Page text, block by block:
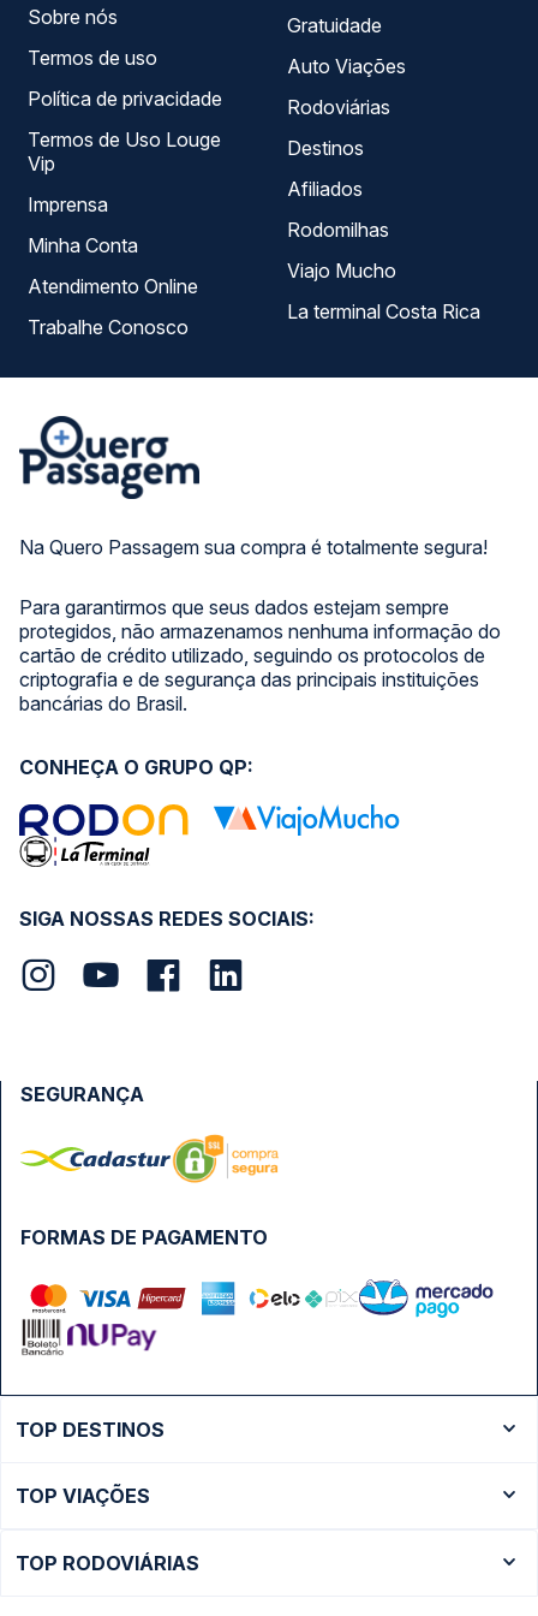
Na Quero Passagem sua compra é totalmente segura!
Para garantirmos que seus dados estejam sempre
protegidos, não armazenamos nenhuma informação do
cartão de crédito utilizado, seguindo os protocolos de
criptografia e de segurança das principais instituições
bancárias do Brasil.
Sobre nós
Termos de uso
Política de privacidade
Termos de Uso Louge
Vip
Imprensa
Minha Conta
Atendimento Online
Trabalhe Conosco
Gratuidade
Auto Viações
Rodoviárias
Destinos
Afiliados
Rodomilhas
Viajo Mucho
La terminal Costa Rica
SIGA NOSSAS REDES SOCIAIS:
CONHEÇA O GRUPO QP:
FORMAS DE PAGAMENTO
SEGURANÇA
TOP DESTINOS
Ônibus São Paulo
TOP VIAÇÕES
TOP RODOVIÁRIAS